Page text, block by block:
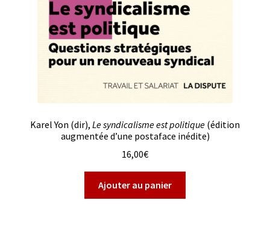
Karel Yon (dir), Le syndicalisme est politique (édition
augmentée d’une postaface inédite)
16,00€
Ajouter au panier